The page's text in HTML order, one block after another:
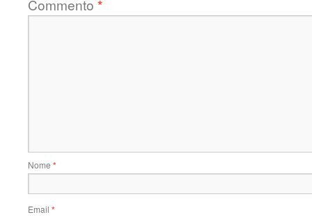
Commento *
Nome *
Email *